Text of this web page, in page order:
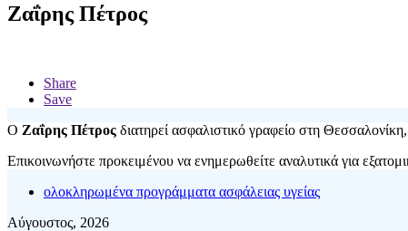
Ζαΐρης Πέτρος
Share
Save
O Ζαΐρης Πέτρος διατηρεί ασφαλιστικό γραφείο στη Θεσσαλονίκη,
Επικοινωνήστε προκειμένου να ενημερωθείτε αναλυτικά για
ολοκληρωμένα προγράμματα ασφάλειας υγείας
Αύγουστος, 2026